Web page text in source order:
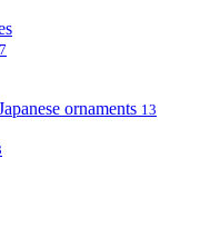
ornaments 13